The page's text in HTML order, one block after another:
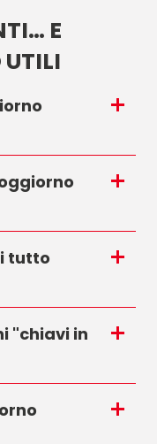
E
UTILI
tutto
"chiavi in